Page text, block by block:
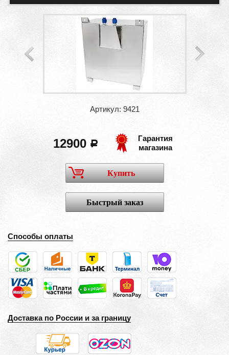
Артикул: 9421
12900 a
Гарантия
магазина
Купить
Быстрый заказ
Способы оплаты
Доставка по России и за границу